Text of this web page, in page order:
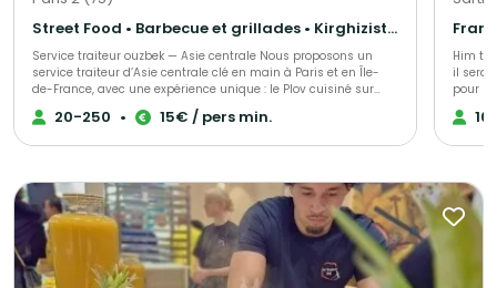
Street Food • Barbecue et grillades • Kirghizistan
Service traiteur ouzbek — Asie centrale Nous proposons un
service traiteur d’Asie centrale clé en main à Paris et en Île-
de-France, avec une expérience unique : le Plov cuisiné sur
place au kazan, la grande marmite traditionnelle, devant vos
invités. 🔥 Un véritable show culinaire Nos chefs cuisinent à feu
maison Plov traditionnel (bœuf, agneau ou veau), Samsa
feuilletée, Manty vapeur, salades et desserts maison. ✔️ 100 %
fait maison – Halal 💰 Tarifs Plov sur place À partir de 30
portions : 15 € à 24 € / personne (selon le nombre d’invités).
Plov cuisiné au restaurant & livré : dès 12 € / personne. 🏙️ Deux
restaurants à Paris – dégustation offerte Avant validation,
20-250 • 15€ / pers min.
Him
il sera
pour le